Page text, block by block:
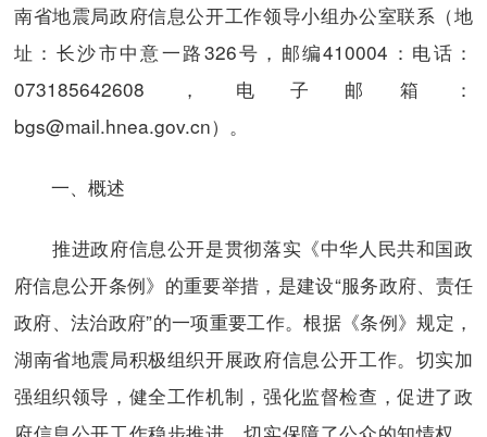
南省地震局政府信息公开工作领导小组办公室联系（地
址：长沙市中意一路326号，邮编410004：电话：
073185642608，电子邮箱：
bgs@mail.hnea.gov.cn）。
一、概述
推进政府信息公开是贯彻落实《中华人民共和国政
府信息公开条例》的重要举措，是建设“服务政府、责任
政府、法治政府”的一项重要工作。根据《条例》规定，
湖南省地震局积极组织开展政府信息公开工作。切实加
强组织领导，健全工作机制，强化监督检查，促进了政